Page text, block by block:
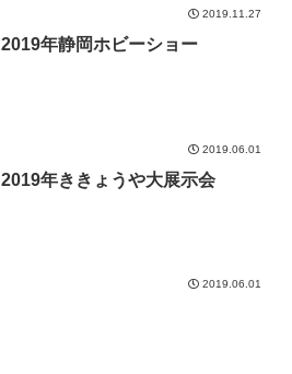
2019.11.27
2019年静岡ホビーショー
2019.06.01
2019年ききょうや大展示会
2019.06.01